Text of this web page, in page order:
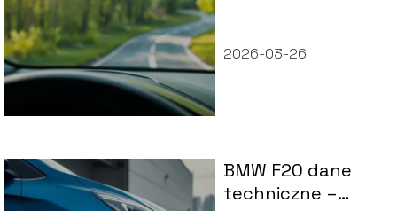
2026-03-26
BMW F20 dane
techniczne –